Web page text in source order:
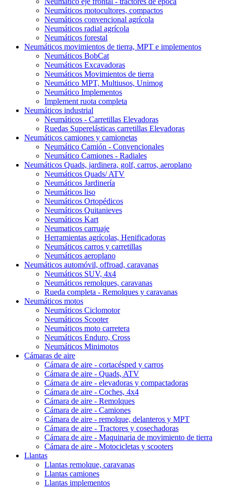
Neumáticos motocultores, compactos
Neumáticos convencional agrícola
Neumáticos radial agrícola
Neumáticos forestal
Neumáticos movimientos de tierra, MPT e implementos
Neumáticos BobCat
Neumáticos Excavadoras
Neumáticos Movimientos de tierra
Neumático MPT, Multiusos, Unimog
Neumático Implementos
Implement ruota completa
Neumáticos industrial
Neumáticos - Carretillas Elevadoras
Ruedas Superelásticas carretillas Elevadoras
Neumáticos camiones y camionetas
Neumático Camión - Convencionales
Neumático Camiones - Radiales
Neumáticos Quads, jardinera, golf, carros, aeroplano
Neumáticos Quads/ ATV
Neumáticos Jardinería
Neumáticos liso
Neumáticos Ortopédicos
Neumáticos Quitanieves
Neumáticos Kart
Neumaticos carruaje
Herramientas agrícolas, Henificadoras
Neumáticos carros y carretillas
Neumáticos aeroplano
Neumáticos automóvil, offroad, caravanas
Neumáticos SUV, 4x4
Neumáticos remolques, caravanas
Rueda completa - Remolques y caravanas
Neumáticos motos
Neumáticos Ciclomotor
Neumáticos Scooter
Neumáticos moto carretera
Neumáticos Enduro, Cross
Neumáticos Minimotos
Cámaras de aire
Cámara de aire - cortacésped y carros
Cámara de aire - Quads, ATV
Cámara de aire - elevadoras y compactadoras
Cámara de aire - Coches, 4x4
Cámara de aire - Remolques
Cámara de aire - Camiones
Cámara de aire - remolque, delanteros y MPT
Cámara de aire - Tractores y cosechadoras
Cámara de aire - Maquinaria de movimiento de tierra
Cámara de aire - Motocicletas y scooters
Llantas
Llantas remolque, caravanas
Llantas camiones
Llantas implementos